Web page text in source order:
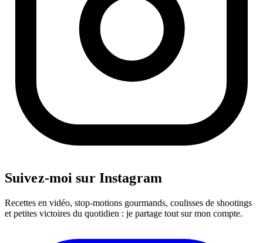
Suivez-moi sur Instagram
Recettes en vidéo, stop-motions gourmands, coulisses de shootings
et petites victoires du quotidien : je partage tout sur mon compte.